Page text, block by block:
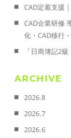
CAD定着支援
CAD企業研修
化・CAD移行
「日商簿記2
ARCHIVE
2026.8
2026.7
2026.6